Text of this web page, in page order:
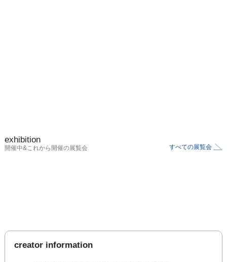
exhibition
開催中&これから開催の展覧会 すべての展覧会
creator information